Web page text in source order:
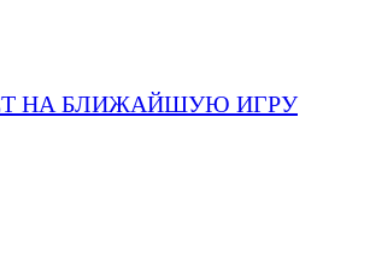
НА БЛИЖАЙШУЮ ИГРУ